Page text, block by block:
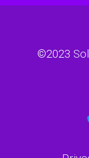
©2023